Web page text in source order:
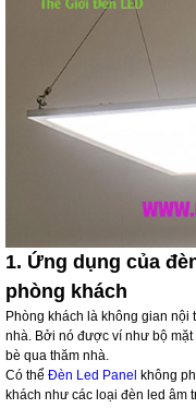
1. Ứng dụng của
phòng khách
Phòng khách là không gian
nhà. Bởi nó được ví như bộ
bè qua thăm nhà.
Có thể Đèn Led Panel không
khách như các loại đèn led âm